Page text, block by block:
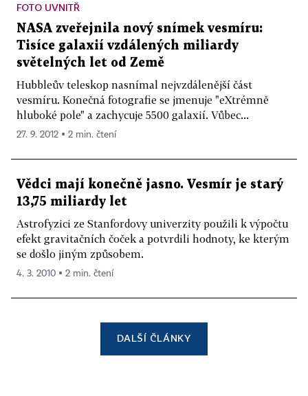
FOTO UVNITŘ
NASA zveřejnila nový snímek vesmíru:
Tisíce galaxií vzdálených miliardy
světelných let od Země
Hubbleův teleskop nasnímal nejvzdálenější část
vesmíru. Konečná fotografie se jmenuje "eXtrémně
hluboké pole" a zachycuje 5500 galaxií. Vůbec...
27. 9. 2012 ▪ 2 min. čtení
Vědci mají konečně jasno. Vesmír je starý
13,75 miliardy let
Astrofyzici ze Stanfordovy univerzity použili k výpočtu
efekt gravitačních čoček a potvrdili hodnoty, ke kterým
se došlo jiným způsobem.
4. 3. 2010 ▪ 2 min. čtení
DALŠÍ ČLÁNKY